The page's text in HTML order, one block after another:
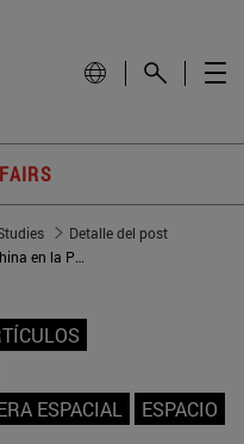
Detalle del post
La controvertida estación espacial de China en la Patagonia
ESPACIAL ESPACIO